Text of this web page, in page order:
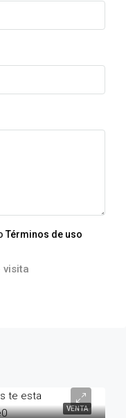
Términos de uso
visita
VENTA